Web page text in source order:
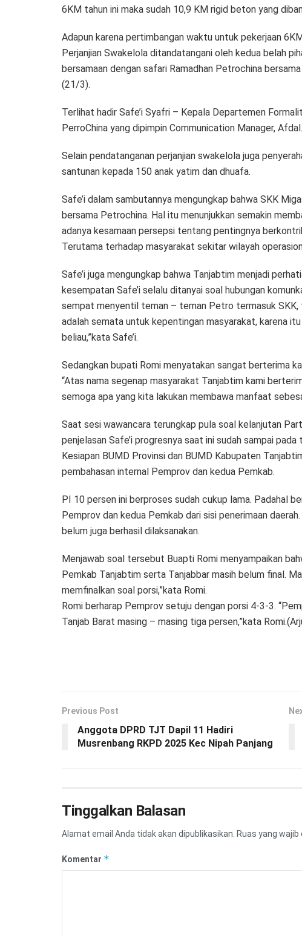
6KM tahun ini maka sudah 10,9 KM rigid beton yang
Adapun karena pertimbangan waktu untuk pekerjaan
Perjanjian Swakelola ditandatangani oleh kedua belah
bersamaan dengan safari Ramadhan Petrochina
(21/3).
Terlihat hadir Safe’i Syafri – Kepala Departemen
PerroChina yang dipimpin Communication Manager, Afdal.
Selain pendatanganan perjanjian swakelola juga
santunan kepada 150 anak yatim dan dhuafa.
Safe’i dalam sambutannya mengungkap bahwa SKK
bersama Petrochina. Hal itu menunjukkan semakin
adanya kesamaan persepsi tentang pentingnya
Terutama terhadap masyarakat sekitar wilayah
Safe’i juga mengungkap bahwa Tanjabtim menjadi
kesempatan Safe’i selalu ditanyai soal hubungan
sempat menyentil teman – teman Petro termasuk SKK,
adalah semata untuk kepentingan masyarakat, karena
beliau,”kata Safe’i.
Sedangkan bupati Romi menyatakan sangat berterima
“Atas nama segenap masyarakat Tanjabtim kami
semoga apa yang kita lakukan membawa manfaat
Saat sesi wawancara terungkap pula soal kelanjutan
penjelasan Safe’i progresnya saat ini sudah sampai
Kesiapan BUMD Provinsi dan BUMD Kabupaten
pembahasan internal Pemprov dan kedua Pemkab.
PI 10 persen ini berproses sudah cukup lama. Padahal
Pemprov dan kedua Pemkab dari sisi penerimaan
belum juga berhasil dilaksanakan.
Menjawab soal tersebut Buapti Romi menyampaikan
Pemkab Tanjabtim serta Tanjabbar masih belum final.
memfinalkan soal porsi,”kata Romi.
Romi berharap Pemprov setuju dengan porsi 4-3-3.
Tanjab Barat masing – masing tiga persen,”kata
Previous Post
Anggota DPRD TJT Dapil 11 Hadiri
Musrenbang RKPD 2025 Kec Nipah Panjang
Tinggalkan Balasan
Alamat email Anda tidak akan dipublikasikan. Ruas yang wajib
Komentar *